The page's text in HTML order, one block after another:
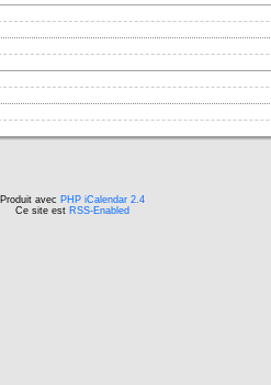
Produit avec PHP iCalendar 2.4
Ce site est RSS-Enabled